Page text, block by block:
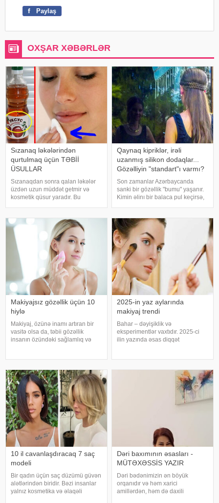
f Paylaş
OXŞAR XƏBƏRLƏR
Sızanaq ləkələrindən
qurtulmaq üçün TƏBİİ
ÜSULLAR
Sızanaqdan sonra qalan ləkələr
üzdən uzun müddət getmir və
kosmetik qüsur yaradır. Bu
Xiyar hamar dəriyə sahib olmaq
üçün ən rahat vasitələrdən biridir
Qaynaq kipriklər, irəli
uzanmış silikon dodaqlar...
Gözəlliyin "standart"ı varmı?
Son zamanlar Azərbaycanda
sanki bir gözəllik "bumu" yaşanır.
Kimin əlinı bir balaca pul keçirsə,
əlindən çıxdığı üçün hamı bir-
birinə bənzəyir
Makiyajsız gözəllik üçün 10
hiylə
Makiyaj, özünə inamı artıran bir
vasitə olsa da, təbii gözəllik
insanın özündəki sağlamlıq və
tövsiyələrə əməl edin:. . Yaxşı
yuxu
2025-in yaz aylarında
makiyaj trendi
Bahar – dəyişiklik və
eksperimentlər vaxtıdır. 2025-ci
ilin yazında əsas diqqət
dodaqlarda istifadə olunan parlaq
10 il cavanlaşdıracaq 7 saç
modeli
Bir qadın üçün saç düzümü güvən
alətlərindən biridir. Bəzi insanlar
yalnız kosmetika və əlaqəli
Dəri baxımının əsasları -
MÜTƏXƏSSİS YAZIR
Dəri bədənimizin ən böyük
orqanıdır və həm xarici
amillərdən, həm də daxili